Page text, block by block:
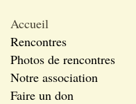
Accueil
Rencontres
Photos de rencontres
Notre association
Faire un don